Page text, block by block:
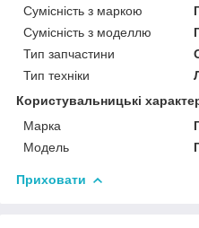
Сумісність з маркою
Сумісність з моделлю
Тип запчастини
Тип техніки
Користувальницькі
Марка
Мoдель
Приховати